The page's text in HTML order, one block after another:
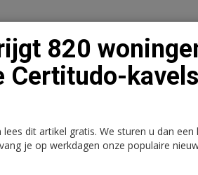
Logistiek Juridisch | Fiscaal
820
Certitudo-
dit artikel gratis. We sturen u dan een
je op werkdagen onze populaire